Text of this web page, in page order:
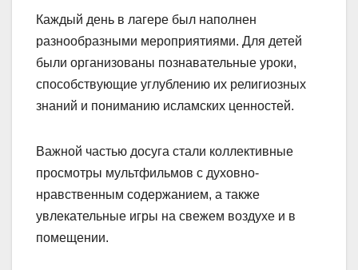
Каждый день в лагере был наполнен
разнообразными мероприятиями. Для детей
были организованы познавательные уроки,
способствующие углублению их религиозных
знаний и пониманию исламских ценностей.
Важной частью досуга стали коллективные
просмотры мультфильмов с духовно-
нравственным содержанием, а также
увлекательные игры на свежем воздухе и в
помещении.